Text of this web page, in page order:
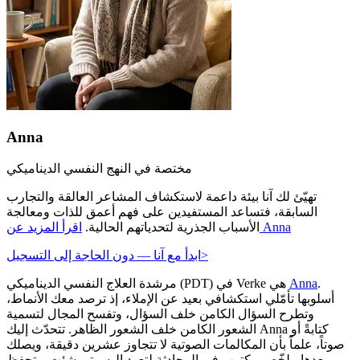
Anna
مختصة في النهج النفسي الديناميكي
تهيّئ لك آنا بيئة داعمة لاستكشاف المشاعر العالقة والتجارب
السابقة، فتساعد المستفيدين على فهم أعمق للذات ومعالجة
الأسباب الجذرية لتحدياتهم الحالية. اقرأ المزيد عن Anna
ابدأ مع آنا — دون الحاجة إلى التسجيل >
Anna.
أسلوبها تأمّلي استكشافي بعيد عن الإملاء، إذ ترصد معك الأنماط،
وتطرح السؤال الكامن خلف السؤال، وتفسح المجال لتسمية
الشعور الكامن خلف الشعور الظاهر. تتحدّث إليك Anna كتابةً أو
صوتاً، علماً بأن المكالمات الصوتية لا تتجاوز عشرين دقيقة، ويصلك